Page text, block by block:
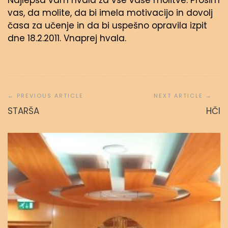
vas, da molite, da bi imela motivacijo in dovolj
časa za učenje in da bi uspešno opravila izpit
dne 18.2.2011. Vnaprej hvala.
prispevka
STARŠA HČI